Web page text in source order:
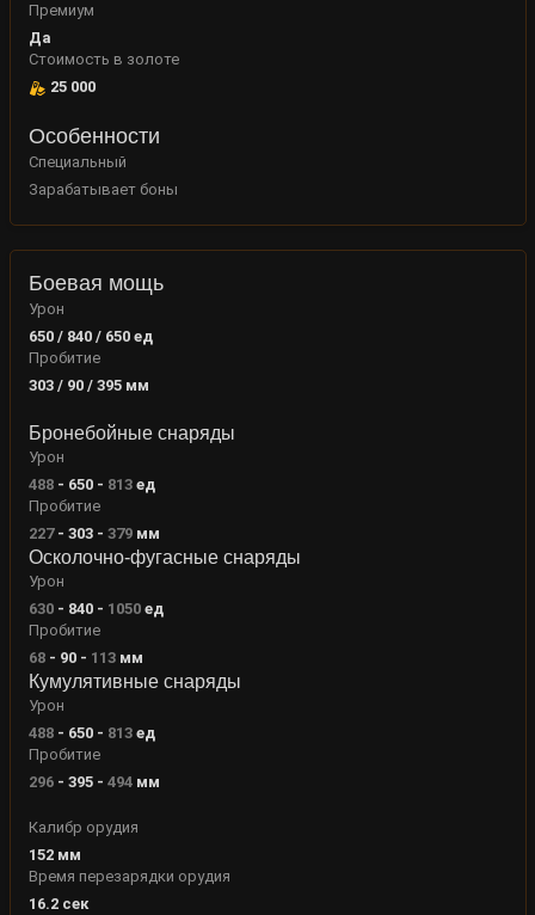
Премиум
Да
Стоимость в золоте
25 000
Особенности
Специальный
Зарабатывает боны
Боевая мощь
Урон
650 / 840 / 650 ед
Пробитие
303 / 90 / 395 мм
Бронебойные снаряды
Урон
488- 650- 813ед
Пробитие
227- 303- 379 мм
Осколочно-фугасные снаряды
Урон
630- 840- 1050ед
Пробитие
68- 90- 113 мм
Кумулятивные снаряды
Урон
488- 650- 813ед
Пробитие
296- 395- 494 мм
Калибр орудия
152мм
Время перезарядки орудия
16.2сек